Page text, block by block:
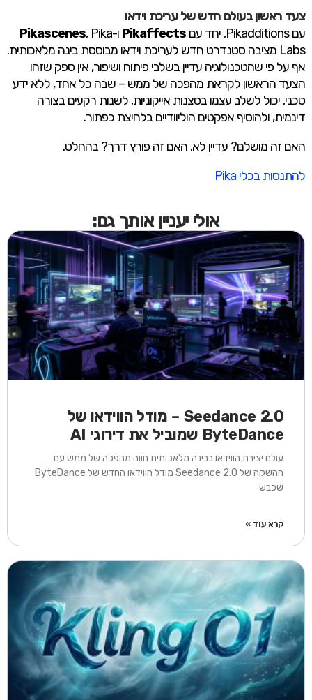
צעד ראשון בעולם חדש של עריכת וידאו
עם Pikadditions, יחד עם
Pikaffects ו- Pikascenes, Pika
Labs מציבה סטנדרט חדש לעריכת וידאו מבוססת בינה מלאכותית.
אף על פי שהטכנולוגיה עדיין בשלבי פיתוח ושיפור, אין ספק שזהו
הצעד הראשון לקראת מהפכה של ממש – שבה כל אחד, ללא ידע
טכני, יכול לשלב עצמו בסצנות אייקוניות, לשנות רקעים בצורה
דינמית, ולהוסיף אפקטים הוליוודיים בלחיצת כפתור.
האם זה מושלם? עדיין לא. האם זה פורץ דרך? בהחלט.
להתנסות בכלי Pika
אולי יעניין אותך גם:
Seedance 2.0 – מודל הווידאו של
ByteDance שמוביל את דירוגי AI
עולם יצירת הווידאו בבינה מלאכותית חווה מהפכה של ממש עם
ההשקה של Seedance 2.0 מודל הווידאו החדש של ByteDance
שכבש
קרא עוד »